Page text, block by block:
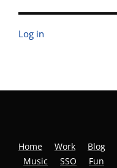
Log in
Home Work Blog
Music
SSO Fun